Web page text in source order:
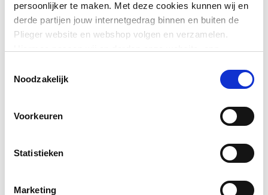
persoonlijker te maken. Met deze cookies kunnen wij en
derde partijen jouw internetgedrag binnen en buiten de
Plieger website en webshop volgen en verzamelen.
We slaan je cookievoorkeur op in je browser.
Noodzakelijk
Voorkeuren
Statistieken
Marketing
Plafondmontage Nee
Downloads
Bouwtekening